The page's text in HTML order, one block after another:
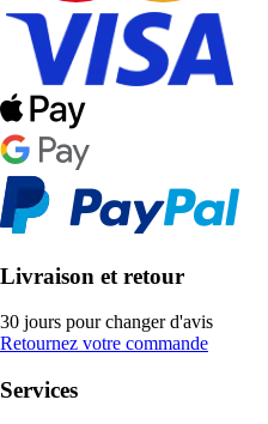
Livraison et retour
30 jours pour changer d'avis
Retournez votre commande
Services